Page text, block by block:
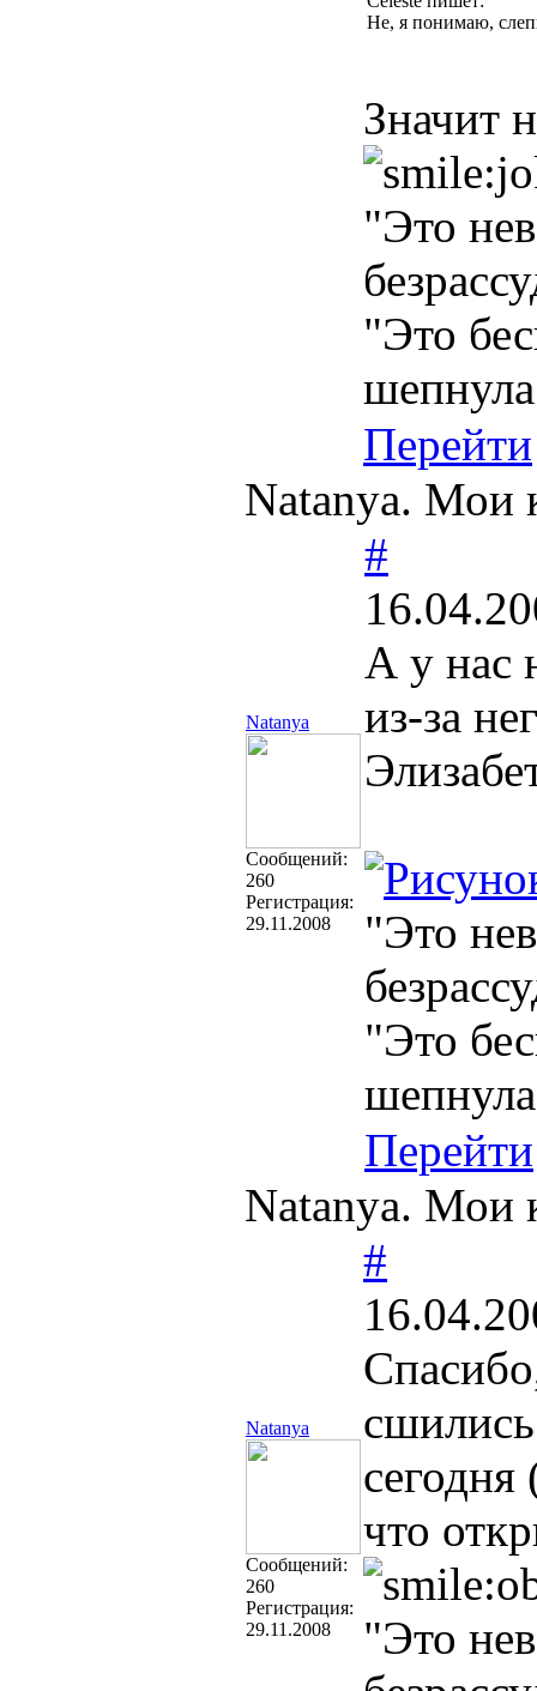
Не, я понимаю,
Значит
"Это
"Это
Перейти
Natanya. Мои
Natanya
Cообщений:
260
Регистрация:
29.11.2008
#
А у нас
из-за
"Это
"Это
Перейти
Natanya. Мои
Natanya
Cообщений:
260
Регистрация:
29.11.2008
#
сегодня
что
"Это